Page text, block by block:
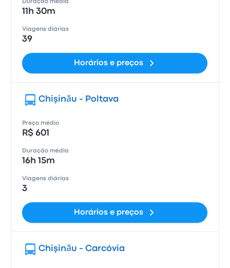
Duração média
11h 30m
Viagens diárias
39
Horários e preços
Chişinău - Poltava
Preço médio
R$ 601
Duração média
16h 15m
Viagens diárias
3
Horários e preços
Chişinău - Carcóvia